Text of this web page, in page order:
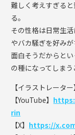
難しく考えすぎる
る。
その性格は日常生
やバカ騒ぎを好みが
面白そうだからと
の種になってしまう
【イラストレータ
【YouTube】
rin
【X】 https://